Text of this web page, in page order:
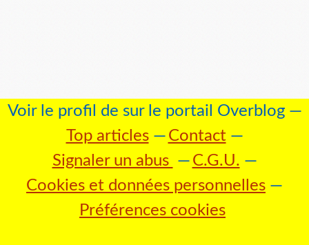
Voir le profil de sur le portail Overblog
Top articles
Contact
Signaler un abus
C.G.U.
Cookies et données personnelles
Préférences cookies